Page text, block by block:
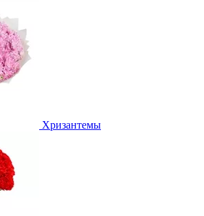
Хризантемы